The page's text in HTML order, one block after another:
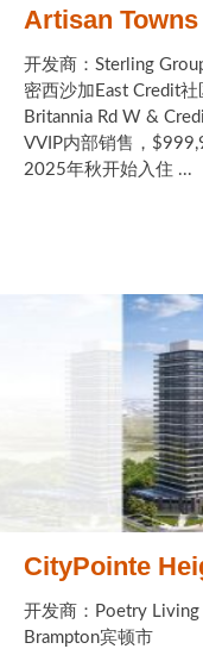
Artisan
开发商：Sterling
密西沙加East Credit社
Britannia Rd W &
VVIP内部销售，
2025年秋开始入住 ...
CityPointe
开发商：Poetry Living
Brampton宾顿市